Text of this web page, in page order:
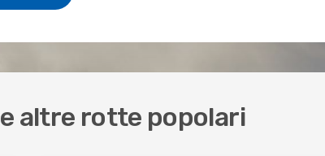
altre rotte popolari